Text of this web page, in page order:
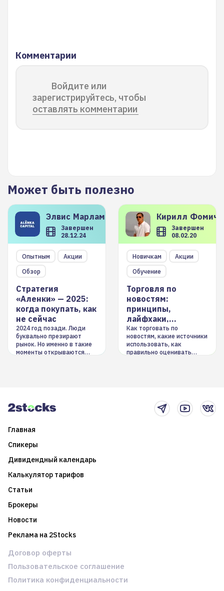
Комментарии
Войдите или
зарегистрируйтесь, чтобы
оставлять комментарии
Может быть полезно
Элвис Марламов
Завершен
28.12.24
Опытным
Акции
Обзор
Стратегия
«Аленки» — 2025:
когда покупать, как
не сейчас
2024 год позади. Люди
буквально презирают
рынок. Но именно в такие
моменты открываются
Кирилл
Завершен
08.02.20
Новичкам
Акции
Обучение
Торговля по
новостям:
принципы,
лайфхаки,
инструменты
Как торговать по
новостям, какие источники
использовать, как
правильно оценивать
Главная
Спикеры
Дивидендный календарь
Калькулятор тарифов
Статьи
Брокеры
Новости
Реклама на 2Stocks
Договор оферты
Пользовательское соглашение
Политика конфиденциальности